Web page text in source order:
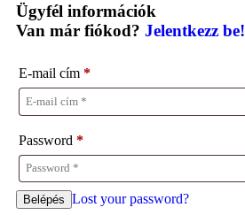
Ügyfél információk
Van már fiókod? Jelentkezz be!
E-mail cím *
Password *
Lost your password?